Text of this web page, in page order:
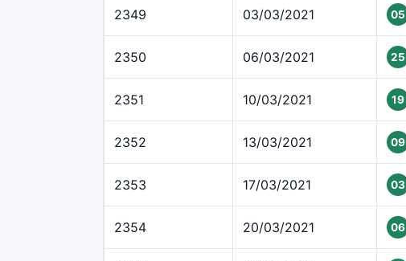
2349 03/03/2021 05
2350 06/03/2021 25
2351 10/03/2021 19
2352 13/03/2021 09
2353 17/03/2021 03
2354 20/03/2021 06